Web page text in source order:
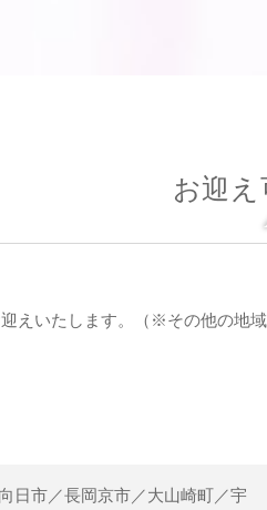
お迎
えいたします。（※その他の地域
日市／長岡京市／大山崎町／宇